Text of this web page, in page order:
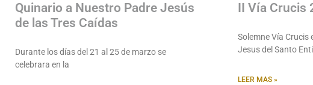
Quinario a Nuestro Padre Jesús
de las Tres Caídas
Durante los días del 21 al 25 de marzo se
celebrara en la
II Vía Crucis
Solemne Vía Crucis
Jesus del Santo
LEER MAS »